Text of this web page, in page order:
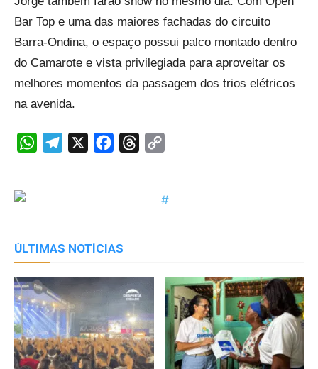
Bar Top e uma das maiores fachadas do circuito
Barra-Ondina, o espaço possui palco montado dentro
do Camarote e vista privilegiada para aproveitar os
melhores momentos da passagem dos trios elétricos
na avenida.
WhatsAppTelegram FacebookThreads
ÚLTIMAS NOTÍCIAS